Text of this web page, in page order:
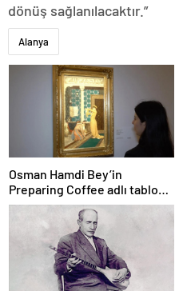
dönüş sağlanılacaktır.”
Alanya
Osman Hamdi Bey’in
Preparing Coffee adlı tablosu
75 milyon liraya satışa
sunuldu